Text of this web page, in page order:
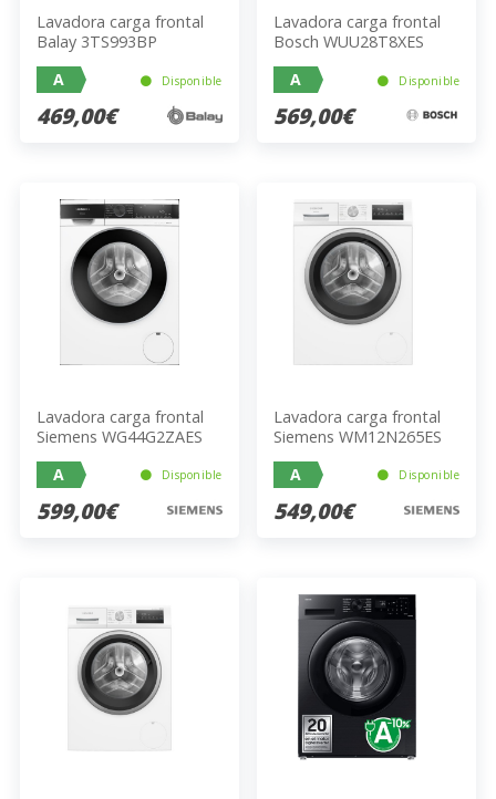
Lavadora carga frontal
Balay 3TS993BP
A
Disponible
469,00€
Lavadora carga frontal
Bosch WUU28T8XES
A
Disponible
569,00€
Lavadora carga frontal
Siemens WG44G2ZAES
A
Disponible
599,00€
Lavadora carga frontal
Siemens WM12N265ES
A
Disponible
549,00€